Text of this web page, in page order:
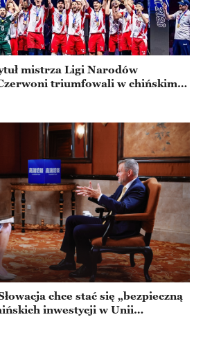
mistrza Ligi Narodów
triumfowali w chińskim
chce stać się „bezpieczną
inwestycji w Unii